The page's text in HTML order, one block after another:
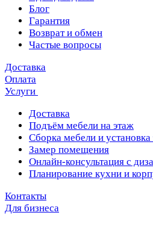
Блог
Гарантия
Возврат и обмен
Частые вопросы
Доставка
Оплата
Услуги
Доставка
Подъём мебели на этаж
Сборка мебели и установка
Замер помещения
Онлайн-консультация с
Планирование кухни и
Контакты
Для бизнеса